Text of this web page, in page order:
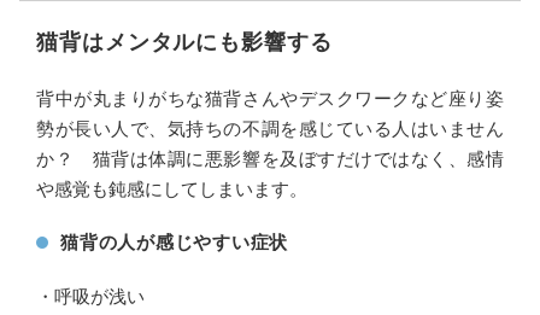
猫背はメンタルにも影響する
背中が丸まりがちな猫背さんやデスクワークなど座り姿
勢が長い人で、気持ちの不調を感じている人はいません
か？ 猫背は体調に悪影響を及ぼすだけではなく、感情
や感覚も鈍感にしてしまいます。
猫背の人が感じやすい症状
・呼吸が浅い